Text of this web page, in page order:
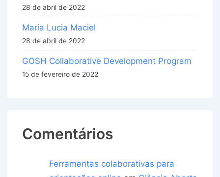
28 de abril de 2022
Maria Lucia Maciel
28 de abril de 2022
GOSH Collaborative Development Program
15 de fevereiro de 2022
Comentários
Ferramentas colaborativas para